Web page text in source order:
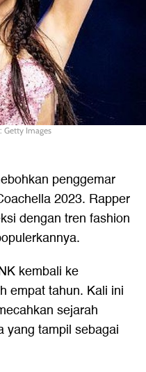
Getty Images
penggemar
2023. Rapper
dengan tren fashion
kembali ke
empat tahun. Kali ini
sejarah
yang tampil sebagai